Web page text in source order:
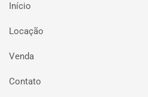
Início
Locação
Venda
Contato